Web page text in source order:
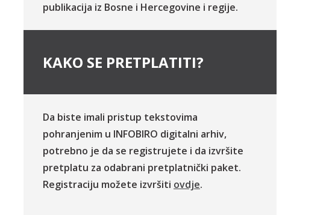
publikacija iz Bosne i Hercegovine i regije.
KAKO SE PRETPLATITI?
Da biste imali pristup tekstovima
pohranjenim u INFOBIRO digitalni arhiv,
potrebno je da se registrujete i da izvršite
pretplatu za odabrani pretplatnički paket.
Registraciju možete izvršiti ovdje.